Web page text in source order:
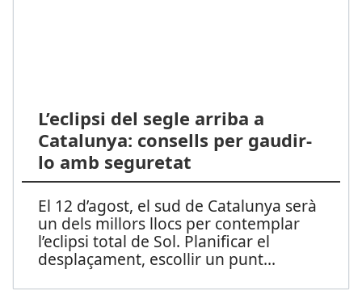
L’eclipsi del segle arriba a
Catalunya: consells per gaudir-
lo amb seguretat
El 12 d’agost, el sud de Catalunya serà
un dels millors llocs per contemplar
l’eclipsi total de Sol. Planificar el
desplaçament, escollir un punt...